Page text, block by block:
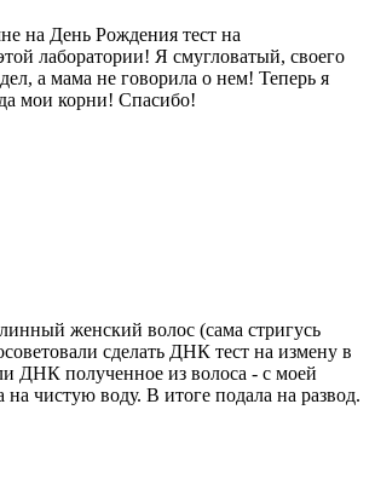
на День Рождения тест на
лаборатории! Я смугловатый, своего
а мама не говорила о нем! Теперь я
мои корни! Спасибо!
женский волос (сама стригусь
сделать ДНК тест на измену в
ДНК полученное из волоса - с моей
чистую воду. В итоге подала на развод.